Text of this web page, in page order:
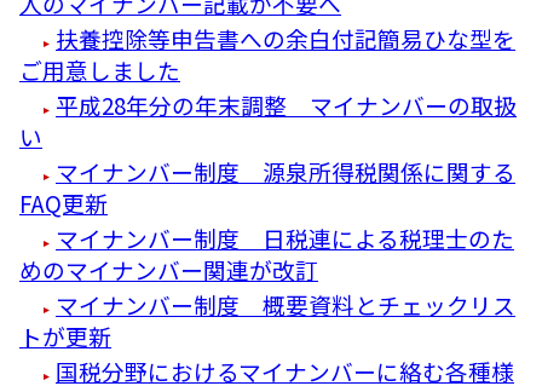
扶養控除等申告書への余白付記簡易ひな型を
ご用意しました
平成28年分の年末調整 マイナンバーの取扱
い
マイナンバー制度 源泉所得税関係に関する
FAQ更新
マイナンバー制度 日税連による税理士のた
めのマイナンバー関連が改訂
マイナンバー制度 概要資料とチェックリス
トが更新
国税分野におけるマイナンバーに絡む各種様